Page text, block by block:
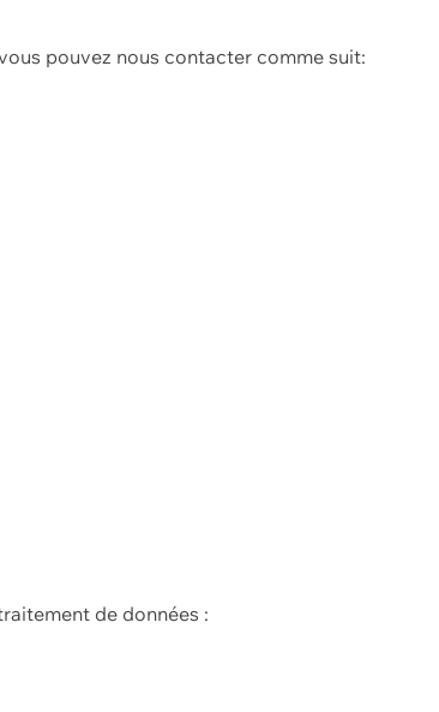
pouvez nous contacter comme suit:
de données :